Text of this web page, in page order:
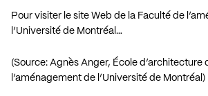
Pour visiter le site Web de la Faculté de
l’Université de Montréal…
(Source: Agnès Anger, École d’architecture
l’aménagement de l’Université de Montréal)